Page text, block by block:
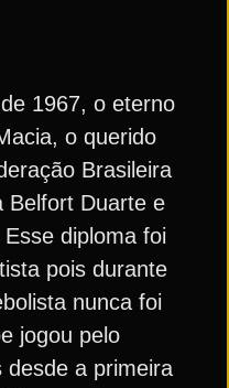
1967, o eterno
o querido
Brasileira
Belfort Duarte e
diploma foi
pois durante
nunca foi
jogou pelo
desde a primeira